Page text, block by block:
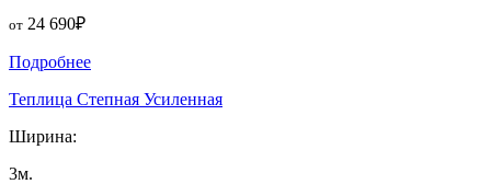
от 24 690₽
Подробнее
Теплица Степная Усиленная
Ширина:
3м.